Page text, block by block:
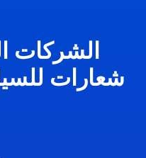
الشركات
شعارات